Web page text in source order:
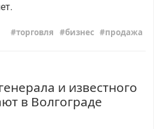
торговля бизнес продажа
и известного
в Волгограде